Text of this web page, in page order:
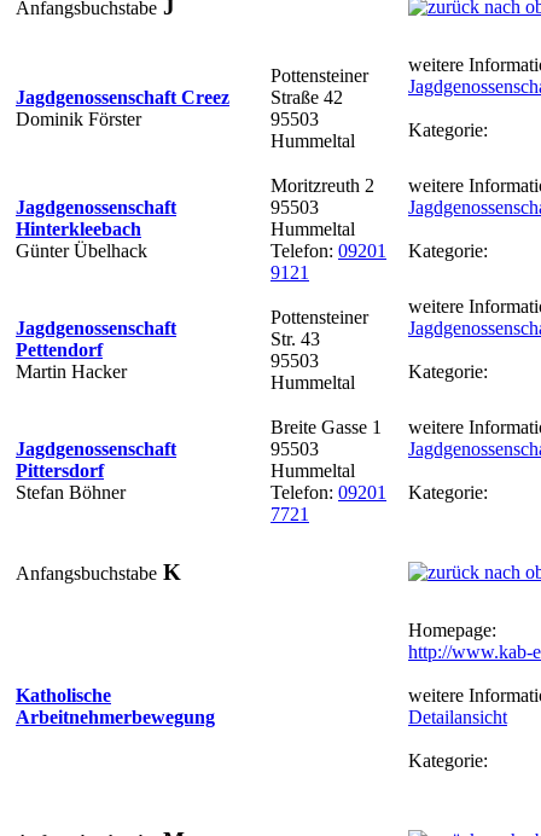
Anfangsbuchstabe J
Jagdgenossenschaft Creez
Dominik Förster
Pottensteiner
Straße 42
95503
Hummeltal
weitere
Kategorie:
Jagdgenossenschaft
Hinterkleebach
Günter Übelhack
Moritzreuth 2
95503
Hummeltal
Telefon: 09201
9121
weitere
Kategorie:
Jagdgenossenschaft
Pettendorf
Martin Hacker
Pottensteiner
Str. 43
95503
Hummeltal
weitere
Kategorie:
Jagdgenossenschaft
Pittersdorf
Stefan Böhner
Breite Gasse 1
95503
Hummeltal
Telefon: 09201
7721
weitere
Kategorie:
Anfangsbuchstabe K
Katholische
Arbeitnehmerbewegung
Homepage:
http://www.kab-
weitere
Detailansicht
Kategorie: